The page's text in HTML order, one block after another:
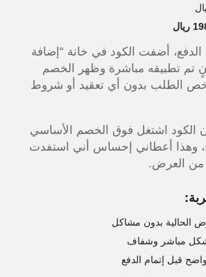
ريال
أضفت الكود في خانة “إضافة
تم تطبيقه مباشرة وظهر الخصم
الطلب بدون أي تعقيد أو شروط
الكود اشتغل فوق الخصم الأساسي
وهذا أعطاني إحساس أني استفدت
العرض.
الحالية بدون مشاكل
مباشر وشفاف
قبل إتمام الدفع